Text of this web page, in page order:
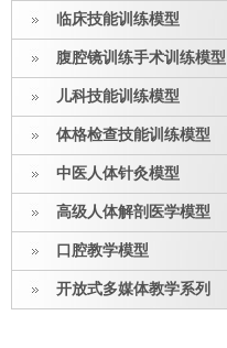
临床技能训练模型
腹腔镜训练手术训练模型
儿科技能训练模型
体格检查技能训练模型
中医人体针灸模型
高级人体解剖医学模型
口腔教学模型
开放式多媒体教学系列